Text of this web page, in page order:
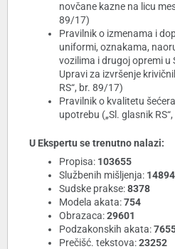
novčane kazne na licu
89/17)
Pravilnik o izmenama i
uniformi, oznakama,
vozilima i drugoj opremi u
Upravi za izvršenje
RS“, br. 89/17)
Pravilnik o kvalitetu
upotrebu („Sl. glasnik
U Ekspertu se trenutno nalazi:
Propisa: 103655
Službenih mišljenja: 14894
Sudske prakse:8378
Modela akata:754
Obrazaca:29601
Podzakonskih akata:
Prečišć. tekstova:23252